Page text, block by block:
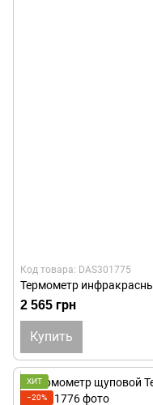
Код товара: DAS301775
Термометр
2 565 грн
Купить
ХИТ
−20%